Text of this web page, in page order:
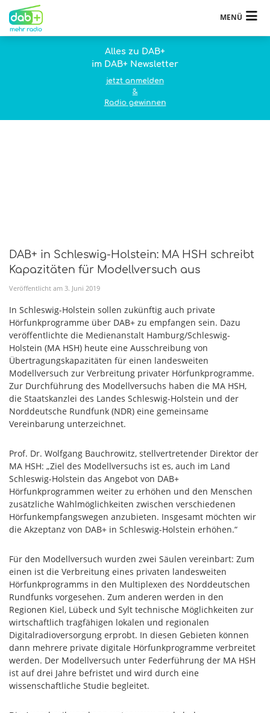
MENÜ
Alles zu DAB+
im DAB+ Newsletter
jetzt anmelden
&
Radio gewinnen
DAB+ in Schleswig-Holstein: MA HSH schreibt
Kapazitäten für Modellversuch aus
Veröffentlicht am 3. Juni 2019
In Schleswig-Holstein sollen zukünftig auch private
Hörfunkprogramme über DAB+ zu empfangen sein. Dazu
veröffentlichte die Medienanstalt Hamburg/Schleswig-
Holstein (MA HSH) heute eine Ausschreibung von
Übertragungskapazitäten für einen landesweiten
Modellversuch zur Verbreitung privater Hörfunkprogramme.
Zur Durchführung des Modellversuchs haben die MA HSH,
die Staatskanzlei des Landes Schleswig-Holstein und der
Norddeutsche Rundfunk (NDR) eine gemeinsame
Vereinbarung unterzeichnet.
Prof. Dr. Wolfgang Bauchrowitz, stellvertretender Direktor der
MA HSH: „Ziel des Modellversuchs ist es, auch im Land
Schleswig-Holstein das Angebot von DAB+
Hörfunkprogrammen weiter zu erhöhen und den Menschen
zusätzliche Wahlmöglichkeiten zwischen verschiedenen
Hörfunkempfangswegen anzubieten. Insgesamt möchten wir
die Akzeptanz von DAB+ in Schleswig-Holstein erhöhen.“
Für den Modellversuch wurden zwei Säulen vereinbart: Zum
einen ist die Verbreitung eines privaten landesweiten
Hörfunkprogramms in den Multiplexen des Norddeutschen
Rundfunks vorgesehen. Zum anderen werden in den
Regionen Kiel, Lübeck und Sylt technische Möglichkeiten zur
wirtschaftlich tragfähigen lokalen und regionalen
Digitalradioversorgung erprobt. In diesen Gebieten können
dann mehrere private digitale Hörfunkprogramme verbreitet
werden. Der Modellversuch unter Federführung der MA HSH
ist auf drei Jahre befristet und wird durch eine
wissenschaftliche Studie begleitet.